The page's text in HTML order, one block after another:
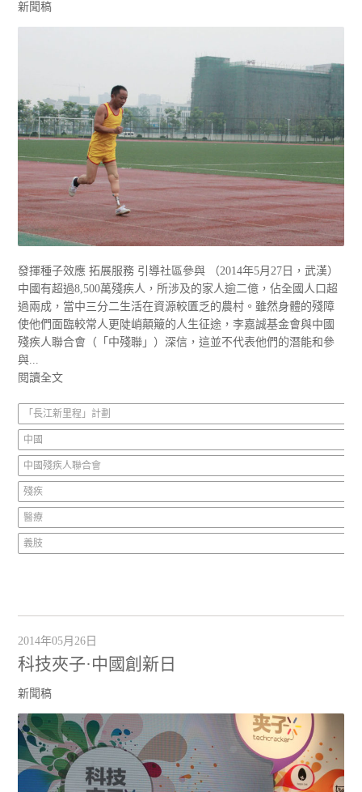
新聞稿
發揮種子效應 拓展服務 引導社區參與 （2014年5月27日，武漢）
中國有超過8,500萬殘疾人，所涉及的家人逾二億，佔全國人口超
過兩成，當中三分二生活在資源較匱乏的農村。雖然身體的殘障
使他們面臨較常人更陡峭顛簸的人生征途，李嘉誠基金會與中國
殘疾人聯合會（「中殘聯」）深信，這並不代表他們的潛能和參
與...
閱讀全文
「長江新里程」計劃
中國
中國殘疾人聯合會
殘疾
醫療
義肢
2014年05月26日
科技夾子·中國創新日
新聞稿